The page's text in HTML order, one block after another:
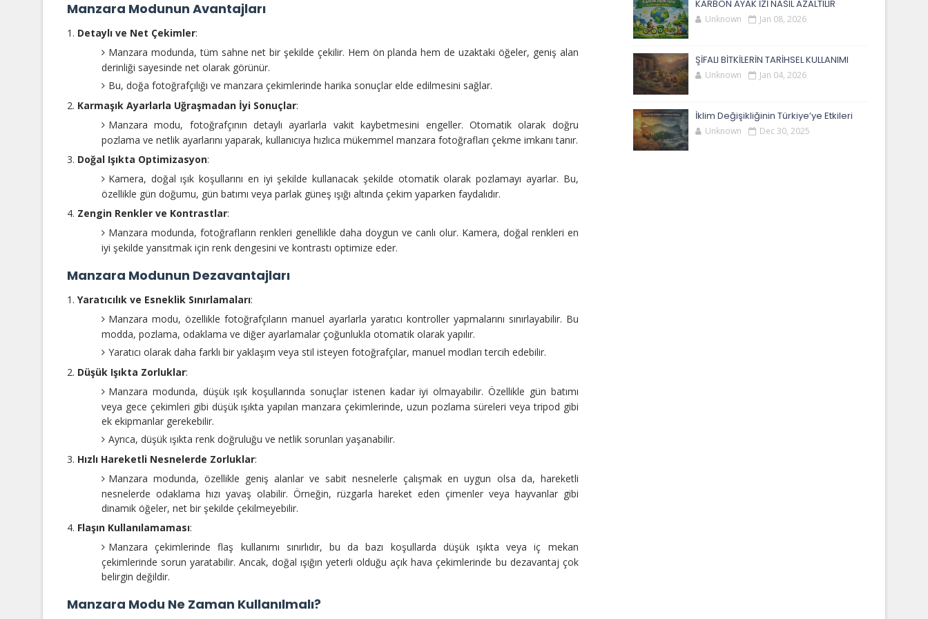
Manzara Modunun Avantajları
Detaylı ve Net Çekimler:
Manzara modunda, tüm sahne net bir şekilde çekilir. Hem ön planda hem de uzaktaki öğeler, geniş alan
derinliği sayesinde net olarak görünür.
Bu, doğa fotoğrafçılığı ve manzara çekimlerinde harika sonuçlar elde edilmesini sağlar.
Karmaşık Ayarlarla Uğraşmadan İyi Sonuçlar:
Manzara modu, fotoğrafçının detaylı ayarlarla vakit kaybetmesini engeller. Otomatik olarak doğru
pozlama ve netlik ayarlarını yaparak, kullanıcıya hızlıca mükemmel manzara fotoğrafları çekme imkanı tanır.
Doğal Işıkta Optimizasyon:
Kamera, doğal ışık koşullarını en iyi şekilde kullanacak şekilde otomatik olarak pozlamayı ayarlar. Bu,
özellikle gün doğumu, gün batımı veya parlak güneş ışığı altında çekim yaparken faydalıdır.
Zengin Renkler ve Kontrastlar:
Manzara modunda, fotoğrafların renkleri genellikle daha doygun ve canlı olur. Kamera, doğal renkleri en
iyi şekilde yansıtmak için renk dengesini ve kontrastı optimize eder.
Manzara Modunun Dezavantajları
Yaratıcılık ve Esneklik Sınırlamaları:
Manzara modu, özellikle fotoğrafçıların manuel ayarlarla yaratıcı kontroller yapmalarını sınırlayabilir. Bu
modda, pozlama, odaklama ve diğer ayarlamalar çoğunlukla otomatik olarak yapılır.
Yaratıcı olarak daha farklı bir yaklaşım veya stil isteyen fotoğrafçılar, manuel modları tercih edebilir.
Düşük Işıkta Zorluklar:
Manzara modunda, düşük ışık koşullarında sonuçlar istenen kadar iyi olmayabilir. Özellikle gün batımı
veya gece çekimleri gibi düşük ışıkta yapılan manzara çekimlerinde, uzun pozlama süreleri veya tripod gibi
ek ekipmanlar gerekebilir.
Ayrıca, düşük ışıkta renk doğruluğu ve netlik sorunları yaşanabilir.
Hızlı Hareketli Nesnelerde Zorluklar:
Manzara modunda, özellikle geniş alanlar ve sabit nesnelerle çalışmak en uygun olsa da, hareketli
nesnelerde odaklama hızı yavaş olabilir. Örneğin, rüzgarla hareket eden çimenler veya hayvanlar gibi
dinamik öğeler, net bir şekilde çekilmeyebilir.
Flaşın Kullanılamaması:
Manzara çekimlerinde flaş kullanımı sınırlıdır, bu da bazı koşullarda düşük ışıkta veya iç mekan
çekimlerinde sorun yaratabilir. Ancak, doğal ışığın yeterli olduğu açık hava çekimlerinde bu dezavantaj çok
belirgin değildir.
Manzara Modu Ne Zaman Kullanılmalı?
KARBON AYAK İZİ NASIL AZALTILIR
Unknown Jan 08, 2026
ŞİFALI BİTKİLERİN TARİHSEL KULLANIMI
Unknown Jan 04, 2026
İklim Değişikliğinin Türkiye’ye Etkileri
Unknown Dec 30, 2025